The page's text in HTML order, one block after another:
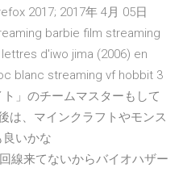
2017; 2017年 4月 05日
barbie film streaming
d'iwo jima (2006) en
blanc streaming vf hobbit 3
」のチームマスターもして
は、マインクラフトやモンス
いかな
線来てないからバイオハザー